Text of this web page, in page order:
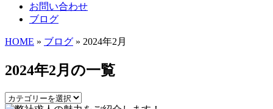
お問い合わせ
ブログ
HOME » ブログ » 2024年2月
2024年2月の一覧